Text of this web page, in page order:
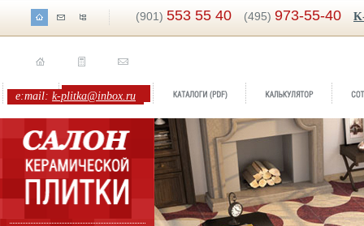
(901) 553 55 40 (495) 973-55-40
e:mail: k-plitka@inbox.ru